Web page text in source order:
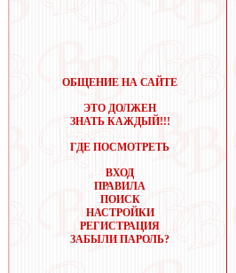
ОБЩЕНИЕ НА САЙТЕ
ЭТО ДОЛЖЕН
ЗНАТЬ КАЖДЫЙ!!!
ГДЕ ПОСМОТРЕТЬ
ВХОД
ПРАВИЛА
ПОИСК
НАСТРОЙКИ
РЕГИСТРАЦИЯ
ЗАБЫЛИ ПАРОЛЬ?